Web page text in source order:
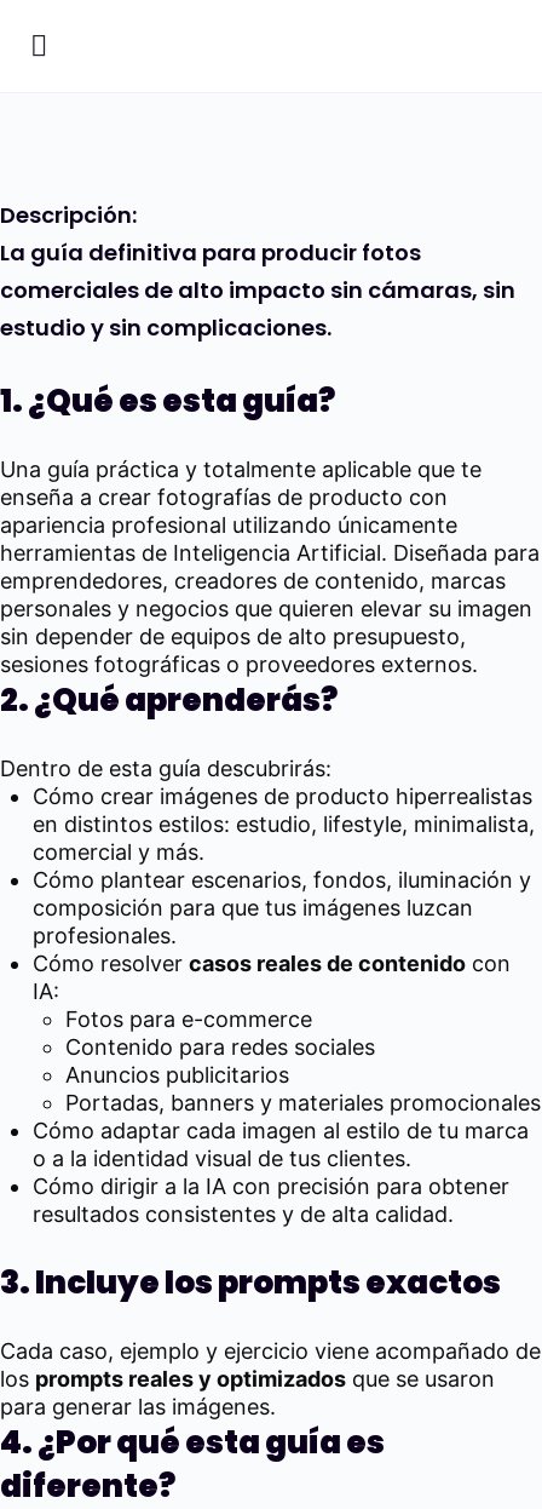
Descripción:
La guía definitiva para producir fotos
comerciales de alto impacto sin cámaras, sin
estudio y sin complicaciones.
1. ¿Qué es esta guía?
Una guía práctica y totalmente aplicable que te
enseña a crear fotografías de producto con
apariencia profesional utilizando únicamente
herramientas de Inteligencia Artificial. Diseñada para
emprendedores, creadores de contenido, marcas
personales y negocios que quieren elevar su imagen
sin depender de equipos de alto presupuesto,
sesiones fotográficas o proveedores externos.
2. ¿Qué aprenderás?
Dentro de esta guía descubrirás:
Cómo crear imágenes de producto hiperrealistas
en distintos estilos: estudio, lifestyle, minimalista,
comercial y más.
Cómo plantear escenarios, fondos, iluminación y
composición para que tus imágenes luzcan
profesionales.
Cómo resolver casos reales de contenido con
IA:
Fotos para e-commerce
Contenido para redes sociales
Anuncios publicitarios
Portadas, banners y materiales promocionales
Cómo adaptar cada imagen al estilo de tu marca
o a la identidad visual de tus clientes.
Cómo dirigir a la IA con precisión para obtener
resultados consistentes y de alta calidad.
3. Incluye los prompts exactos
Cada caso, ejemplo y ejercicio viene acompañado de
los prompts reales y optimizados que se usaron
para generar las imágenes.
4. ¿Por qué esta guía es
diferente?